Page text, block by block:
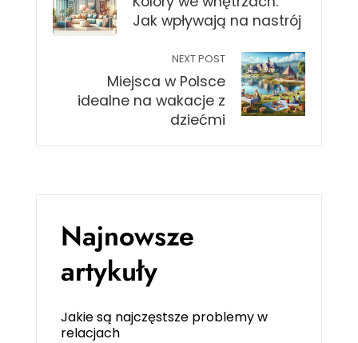
Jak wpływają na nastrój
NEXT POST
Miejsca w Polsce
idealne na wakacje z
dziećmi
Najnowsze
artykuły
Jakie są najczęstsze problemy w
relacjach